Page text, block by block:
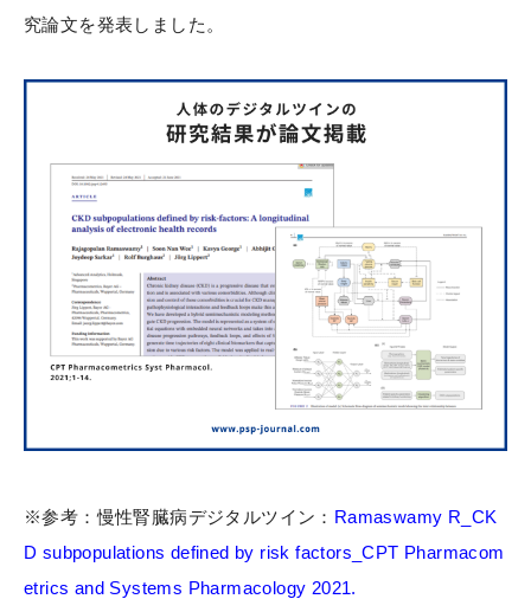
究論文を発表しました。
※参考：慢性腎臓病デジタルツイン： Ramaswamy R_CK
D subpopulations defined by risk factors_CPT Pharmacom
etrics and Systems Pharmacology 2021.